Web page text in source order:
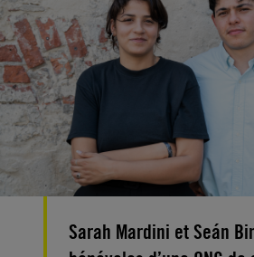
Sarah Mardini et Seán